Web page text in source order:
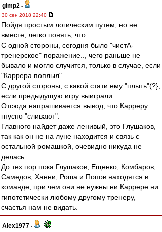
gimp2 -
30 сен 2018 22:40
Пойдя простым логическим путем, но не
вместе, легко понять, что...:
С одной стороны, сегодня было "чистА-
тренерское" поражение.., чего раньше не
бывало и могло случится, только в случае, если
"Каррера поплыл".
С другой стороны, с какой стати ему "плыть"(?},
если предыдущую игру выиграли.
Отсюда напрашивается вывод, что Карреру
гнусно "сливают".
Главного найдет даже ленивый, это Глушаков,
так как он не на луне находится и связь с
остальной ромашкой, очевидно никуда не
делась.
До тех пор пока Глушаков, Ещенко, Комбаров,
Самедов, Ханни, Роша и Попов находятся в
команде, при чем они не нужны ни Каррере ни
гипотетически любому другому тренеру,
счастья нам не видать.
Alex1977 -